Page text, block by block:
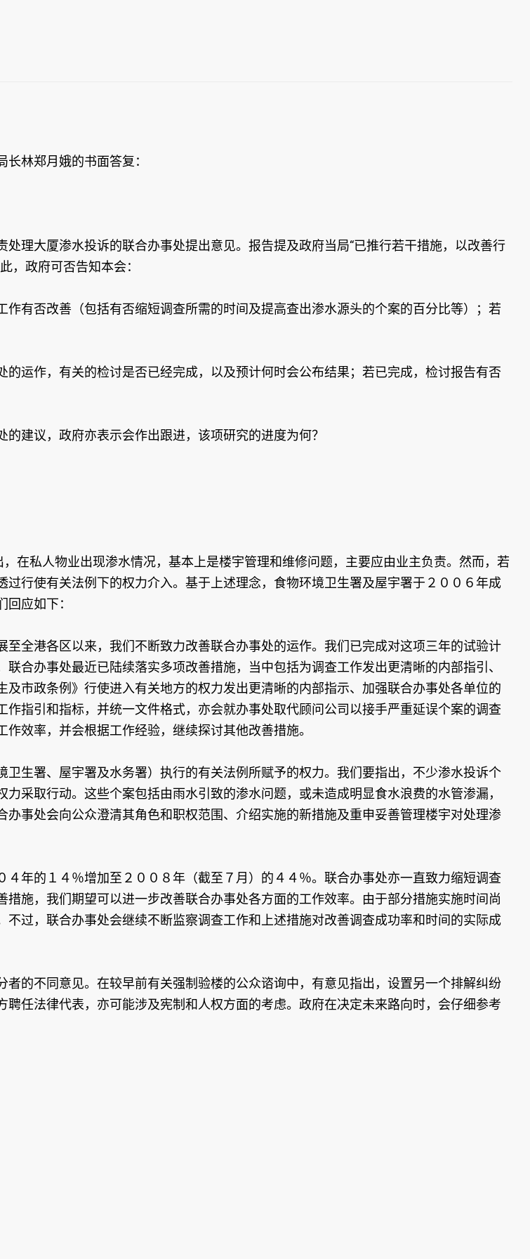
林郑月娥的书面答复：
理大厦渗水投诉的联合办事处提出意见。报告提及政府当局“已推行若干措施，以改善行
，政府可否告知本会：
有否改善（包括有否缩短调查所需的时间及提高查出渗水源头的个案的百分比等）；若
运作，有关的检讨是否已经完成，以及预计何时会公布结果；若已完成，检讨报告有否
建议，政府亦表示会作出跟进，该项研究的进度为何？
在私人物业出现渗水情况，基本上是楼宇管理和维修问题，主要应由业主负责。然而，若
行使有关法例下的权力介入。基于上述理念，食物环境卫生署及屋宇署于２００６年成
应如下：
全港各区以来，我们不断致力改善联合办事处的运作。我们已完成对这项三年的试验计
合办事处最近已陆续落实多项改善措施，当中包括为调查工作发出更清晰的内部指引、
市政条例》行使进入有关地方的权力发出更清晰的内部指示、加强联合办事处各单位的
指引和指标，并统一文件格式，亦会就办事处取代顾问公司以接手严重延误个案的调查
效率，并会根据工作经验，继续探讨其他改善措施。
生署、屋宇署及水务署）执行的有关法例所赋予的权力。我们要指出，不少渗水投诉个
采取行动。这些个案包括由雨水引致的渗水问题，或未造成明显食水浪费的水管渗漏，
事处会向公众澄清其角色和职权范围、介绍实施的新措施及重申妥善管理楼宇对处理渗
年的１４％增加至２００８年（截至７月）的４４％。联合办事处亦一直致力缩短调查
施，我们期望可以进一步改善联合办事处各方面的工作效率。由于部分措施实施时间尚
过，联合办事处会继续不断监察调查工作和上述措施对改善调查成功率和时间的实际成
的不同意见。在较早前有关强制验楼的公众谘询中，有意见指出，设置另一个排解纠纷
任法律代表，亦可能涉及宪制和人权方面的考虑。政府在决定未来路向时，会仔细参考